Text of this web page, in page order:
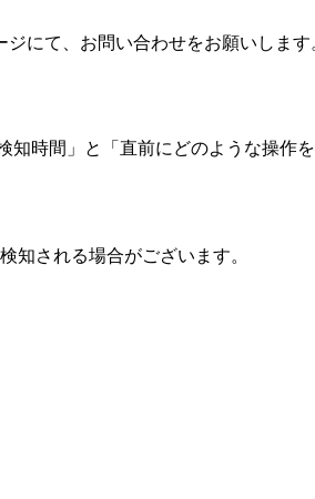
にて、お問い合わせをお願いします
時間」と「直前にどのような操作を
知される場合がございます。